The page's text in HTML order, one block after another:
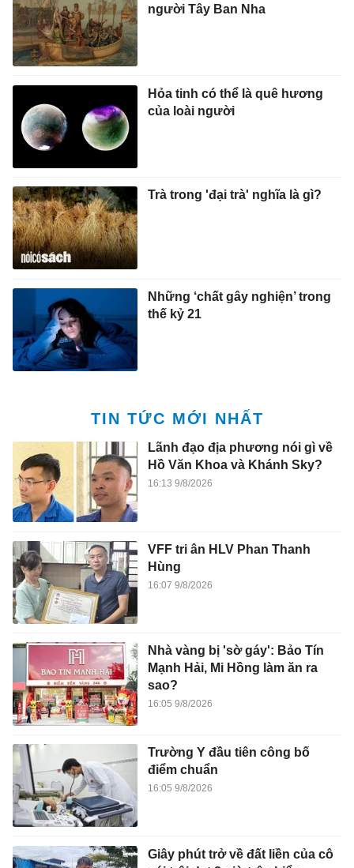
người Tây Ban Nha
Hỏa tinh có thể là quê hương
của loài người
Trà trong 'đại trà' nghĩa là gì?
Những ‘chất gây nghiện’ trong
thế kỷ 21
TIN TỨC MỚI NHẤT
Lãnh đạo địa phương nói gì về
Hồ Văn Khoa và Khánh Sky?
16:13 9/8/2026
VFF tri ân HLV Phan Thanh
Hùng
16:07 9/8/2026
Nhà vàng bị 'sờ gáy': Bảo Tín
Mạnh Hải, Mi Hồng làm ăn ra
sao?
16:05 9/8/2026
Trường Y đầu tiên công bố
điểm chuẩn
16:05 9/8/2026
Giây phút trở về đất liền của cô